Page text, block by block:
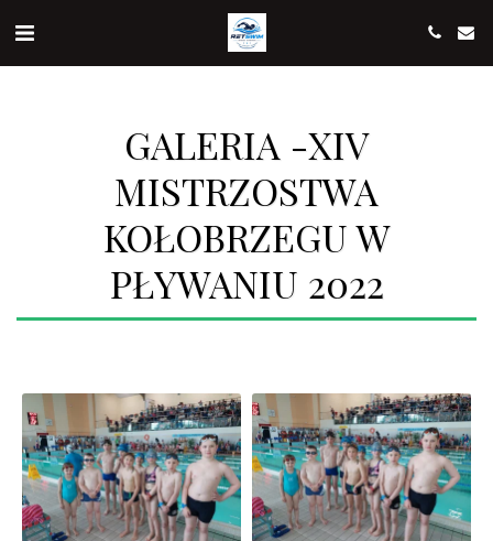
GALERIA -XIV
MISTRZOSTWA
KOŁOBRZEGU W
PŁYWANIU 2022